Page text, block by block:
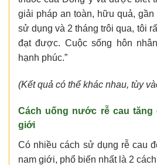
giải pháp an toàn, hữu quả,
sử dụng và 2 tháng trôi qua, tôi
đạt được. Cuộc sống hôn
hạnh phúc.”
(Kết quả có thể khác nhau, tùy
Cách uống nước rễ cau
giới
Có nhiều cách sử dụng rễ cau
nam giới, phổ biến nhất là 2